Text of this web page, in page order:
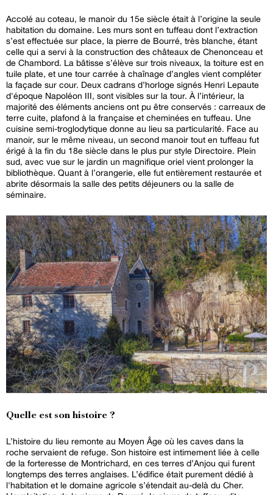
Accolé au coteau, le manoir du 15e siècle était à l’origine la seule
habitation du domaine. Les murs sont en tuffeau dont l’extraction
s’est effectuée sur place, la pierre de Bourré, très blanche, étant
celle qui a servi à la construction des châteaux de Chenonceau et
de Chambord. La bâtisse s’élève sur trois niveaux, la toiture est en
tuile plate, et une tour carrée à chaînage d’angles vient compléter
la façade sur cour. Deux cadrans d’horloge signés Henri Lepaute
d'époque Napoléon III, sont visibles sur la tour. À l’intérieur, la
majorité des éléments anciens ont pu être conservés : carreaux de
terre cuite, plafond à la française et cheminées en tuffeau. Une
cuisine semi-troglodytique donne au lieu sa particularité. Face au
manoir, sur le même niveau, un second manoir tout en tuffeau fut
érigé à la fin du 18e siècle dans le plus pur style Directoire. Plein
sud, avec vue sur le jardin un magnifique oriel vient prolonger la
bibliothèque. Quant à l’orangerie, elle fut entièrement restaurée et
abrite désormais la salle des petits déjeuners ou la salle de
séminaire.
Quelle est son histoire ?
L’histoire du lieu remonte au Moyen Âge où les caves dans la
roche servaient de refuge. Son histoire est intimement liée à celle
de la forteresse de Montrichard, en ces terres d’Anjou qui furent
longtemps des terres anglaises. L’édifice était purement dédié à
l'habitation et le domaine agricole s’étendait au-delà du Cher.